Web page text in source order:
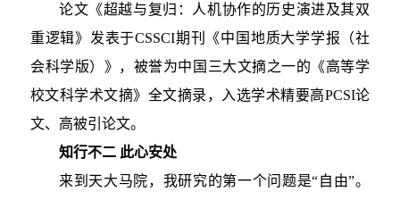
论文《超越与复归：人机协作的历史演进及其双
重逻辑》发表于CSSCI期刊《中国地质大学学报（社
会科学版）》，被誉为中国三大文摘之一的《高等学
校文科学术文摘》全文摘录，入选学术精要高PCSI论
文、高被引论文。
知行不二 此心安处
来到天大马院，我研究的第一个问题是“自由”。